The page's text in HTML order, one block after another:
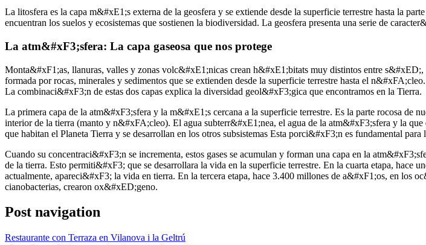
La litosfera es la capa m&#xE1;s externa de la geosfera y se extiende desde la superficie terrestre hasta la
encuentran los suelos y ecosistemas que sostienen la biodiversidad. La geosfera presenta una serie de
La atm&#xF3;sfera: La capa gaseosa que nos protege
Monta&#xF1;as, llanuras, valles y zonas volc&#xE1;nicas crean h&#xE1;bitats muy distintos entre
formada por rocas, minerales y sedimentos que se extienden desde la superficie terrestre hasta el
La combinaci&#xF3;n de estas dos capas explica la diversidad geol&#xF3;gica que encontramos en la Tierra.
La primera capa de la atm&#xF3;sfera y la m&#xE1;s cercana a la superficie terrestre. Es la parte rocosa de
interior de la tierra (manto y n&#xFA;cleo). El agua subterr&#xE1;nea, el agua de la atm&#xF3;sfera y la
que habitan el Planeta Tierra y se desarrollan en los otros subsistemas Esta porci&#xF3;n es fundamental para
Cuando su concentraci&#xF3;n se incrementa, estos gases se acumulan y forman una capa en la
de la tierra. Esto permiti&#xF3; que se desarrollara la vida en la superficie terrestre. En la cuarta etapa,
actualmente, apareci&#xF3; la vida en tierra. En la tercera etapa, hace 3.400 millones de a&#xF1;os, en los
cianobacterias, crearon ox&#xED;geno.
Post navigation
Restaurante con Terraza en Vilanova i la Geltrú